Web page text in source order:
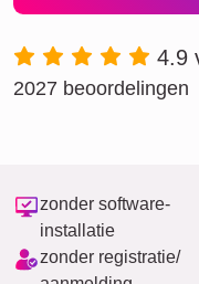
4.9
2027 beoordelingen
zonder software-
installatie
zonder registratie/